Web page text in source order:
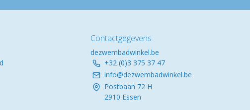
Contactgegevens
dezwembadwinkel.be
+32 (0)3 375 37 47
info@dezwembadwinkel.be
Postbaan 72 H
2910 Essen